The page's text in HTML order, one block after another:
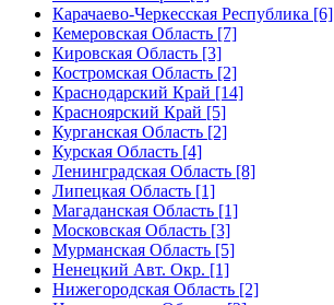
Карачаево-Черкесская Республика [6]
Кемеровская Область [7]
Кировская Область [3]
Костромская Область [2]
Краснодарский Край [14]
Красноярский Край [5]
Курганская Область [2]
Курская Область [4]
Ленинградская Область [8]
Липецкая Область [1]
Магаданская Область [1]
Московская Область [3]
Мурманская Область [5]
Ненецкий Авт. Окр. [1]
Нижегородская Область [2]